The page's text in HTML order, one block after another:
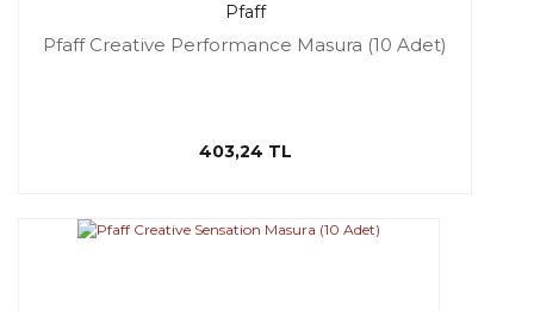
Pfaff
Pfaff Creative Performance Masura (10 Adet)
403,24 TL